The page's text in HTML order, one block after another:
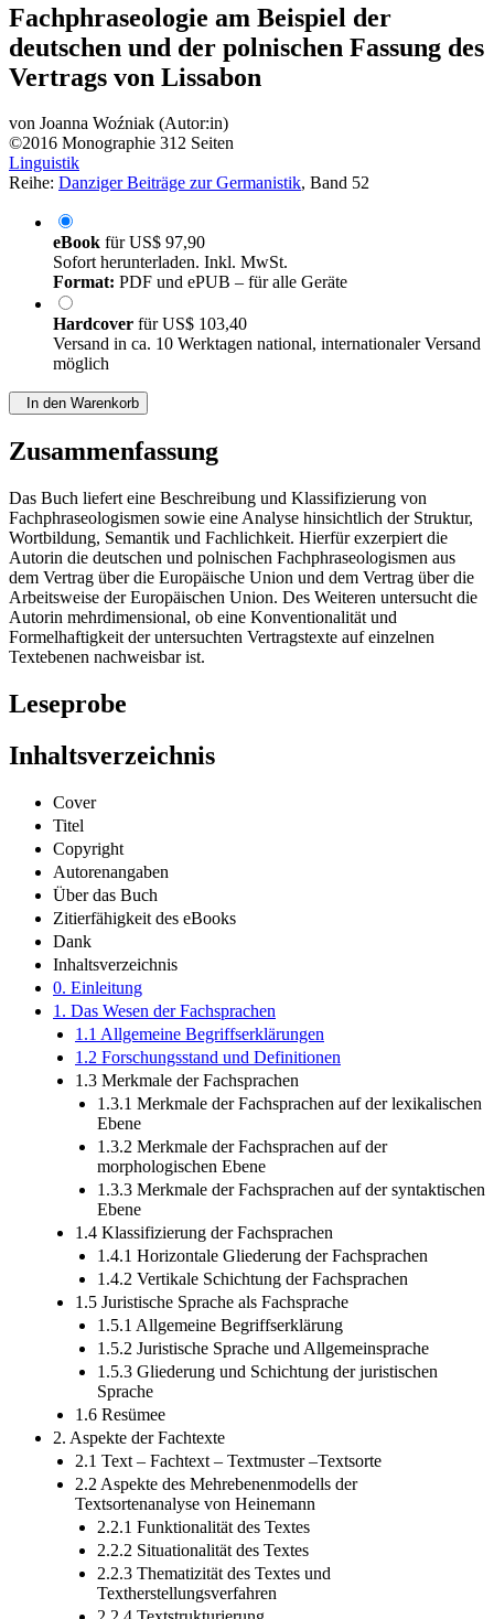
Fachphraseologie am Beispiel der
deutschen und der polnischen Fassung des
Vertrags von Lissabon
vonJoanna Woźniak (Autor:in)
©2016 Monographie
Linguistik
eBookfürUS$ 97,90
Sofort herunterladen. Inkl. MwSt.
Format:
HardcoverfürUS$ 103,40
Versand in ca. 10 Werktagen national, internationaler Versand
Zusammenfassung
Das Buch liefert eine Beschreibung und Klassifizierung von
Fachphraseologismen sowie eine Analyse hinsichtlich der Struktur,
Wortbildung, Semantik und Fachlichkeit. Hierfür exzerpiert die
Autorin die deutschen und polnischen Fachphraseologismen aus
dem Vertrag über die Europäische Union und dem Vertrag über die
Arbeitsweise der Europäischen Union. Des Weiteren untersucht die
Autorin mehrdimensional, ob eine Konventionalität und
Formelhaftigkeit der untersuchten Vertragstexte auf einzelnen
Leseprobe
Cover
Titel
Copyright
Autorenangaben
Über das Buch
Zitierfähigkeit des eBooks
Dank
Inhaltsverzeichnis
0. Einleitung
1. Das Wesen der Fachsprachen
1.1 Allgemeine Begriffserklärungen
1.2 Forschungsstand und Definitionen
1.3 Merkmale der Fachsprachen
1.3.1 Merkmale der Fachsprachen auf der lexikalischen
Ebene
1.3.2 Merkmale der Fachsprachen auf der
morphologischen Ebene
1.3.3 Merkmale der Fachsprachen auf der syntaktischen
Ebene
1.4 Klassifizierung der Fachsprachen
1.4.1 Horizontale Gliederung der Fachsprachen
1.4.2 Vertikale Schichtung der Fachsprachen
1.5 Juristische Sprache als Fachsprache
1.5.1 Allgemeine Begriffserklärung
1.5.2 Juristische Sprache und Allgemeinsprache
1.5.3 Gliederung und Schichtung der juristischen
Sprache
1.6 Resümee
2. Aspekte der Fachtexte
2.1 Text – Fachtext – Textmuster –Textsorte
2.2 Aspekte des Mehrebenenmodells der
Textsortenanalyse von Heinemann
2.2.1 Funktionalität des Textes
2.2.2 Situationalität des Textes
2.2.3 Thematizität des Textes und
Textherstellungsverfahren